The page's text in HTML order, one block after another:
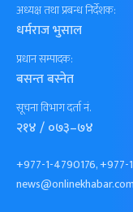
अध्यक्ष तथा प्रबन्ध निर्देशक:
धर्मराज भुसाल
प्रधान सम्पादक:
बसन्त बस्नेत
सूचना विभाग दर्ता नं.
२१४ / ०७३–७४
+977-1-4790176,
news@onlinekhabar.com